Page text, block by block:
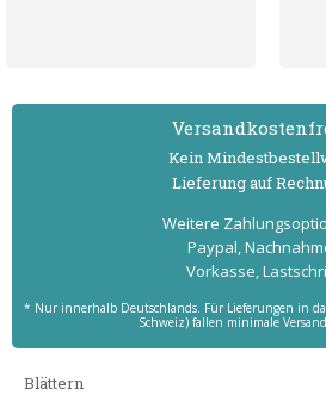
Kein
Lieferung auf
Weitere
Paypal,
Vorkasse,
* Nur innerhalb Deutschlands. Für Lieferungen in
Schweiz) fallen minimale
Blättern